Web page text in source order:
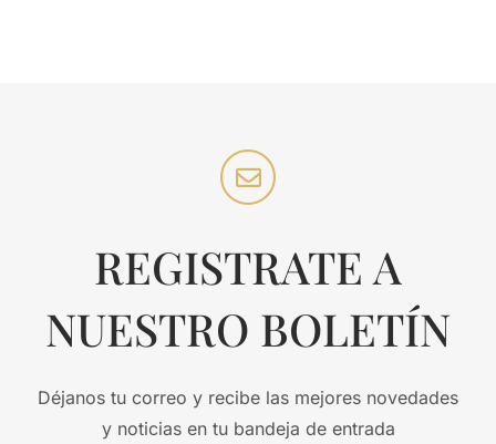
REGISTRATE A
NUESTRO BOLETÍN
Déjanos tu correo y recibe las mejores novedades
y noticias en tu bandeja de entrada